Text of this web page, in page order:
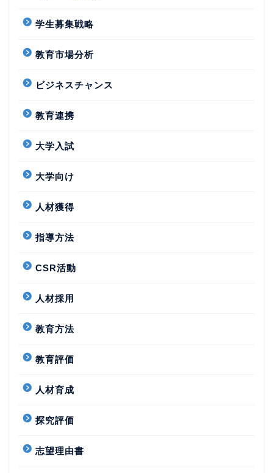
学生募集戦略
教育市場分析
ビジネスチャンス
教育連携
大学入試
大学向け
人材獲得
指導方法
CSR活動
人材採用
教育方法
教育評価
人材育成
探究評価
志望理由書